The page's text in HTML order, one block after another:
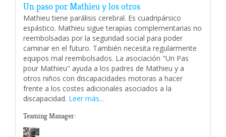
Un paso por Mathieu y los otros
Mathieu tiene parálisis cerebral. Es cuadripársico
espástico. Mathieu sigue terapias complementarias no
reembolsadas por la seguridad social para poder
caminar en el futuro. También necesita regularmente
equipos mal reembolsados. La asociación "Un Pas
pour Mathieu" ayuda a los padres de Mathieu y a
otros niños con discapacidades motoras a hacer
frente a los costes adicionales asociados a la
discapacidad. Leer más...
Teaming Manager: